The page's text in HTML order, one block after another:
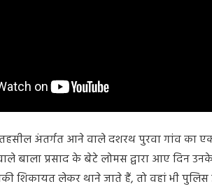
अंतर्गत आने वाले दशरथ पुरवा गांव का
बाला प्रसाद के बेटे लोमस द्वारा आए दिन
शिकायत लेकर थाने जाते हैं, तो वहां भी